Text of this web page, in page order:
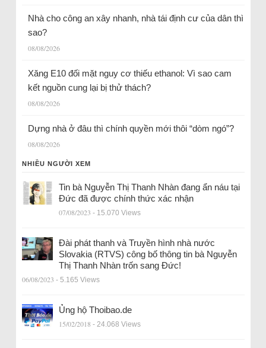
Nhà cho công an xây nhanh, nhà tái định cư của dân thì
sao?
08/08/2026
Xăng E10 đối mặt nguy cơ thiếu ethanol: Vì sao cam
kết nguồn cung lại bị thử thách?
08/08/2026
Dựng nhà ở đâu thì chính quyền mới thôi “dòm ngó”?
08/08/2026
NHIỀU NGƯỜI XEM
Tin bà Nguyễn Thị Thanh Nhàn đang ẩn náu tại
Đức đã được chính thức xác nhận
07/08/2023 - 15.070 Views
Đài phát thanh và Truyền hình nhà nước
Slovakia (RTVS) công bố thông tin bà Nguyễn
Thị Thanh Nhàn trốn sang Đức!
06/08/2023 - 5.165 Views
Ủng hộ Thoibao.de
15/02/2018 - 24.068 Views